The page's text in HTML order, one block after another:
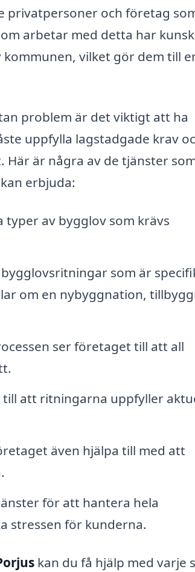
privatpersoner och företag
arbetar med detta har
vilket gör dem till
problem är det viktigt att ha
uppfylla lagstadgade krav
är några av de tjänster
kan erbjuda:
av bygglov som krävs
som är
om en nybyggnation,
ser företaget till att all
till att ritningarna uppfyller
även hjälpa till med att
för att hantera hela
stressen för kunderna.
kan du få hjälp med varje